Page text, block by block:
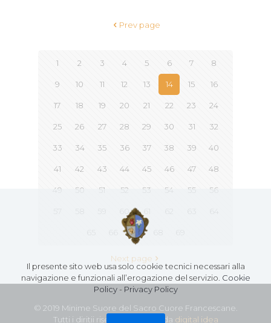
Prev page
1 2 3 4 5 6 7 8
9 10 11 12 13 14 15 16
17 18 19 20 21 22 23 24
25 26 27 28 29 30 31 32
33 34 35 36 37 38 39 40
41 42 43 44 45 46 47 48
49 50 51 52 53 54 55 56
67
Next page
© 2019 Minime Suore del Sacro Cuore Francescane.
Tutti i diritii riservati - Creato da digital idea
Il presente sito web usa solo cookie tecnici necessari alla
navigazione e funzionali all’erogazione del servizio. Cookie
Policy- Privacy Policy